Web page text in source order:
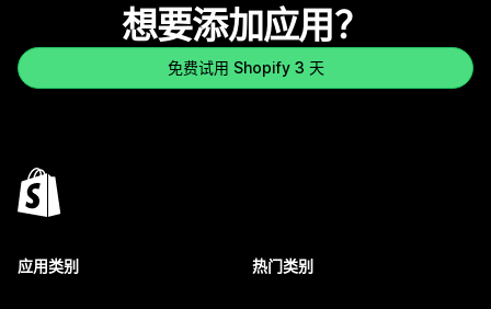
想要添加应用？
免费试用 Shopify 3 天
应用类别 热门类别